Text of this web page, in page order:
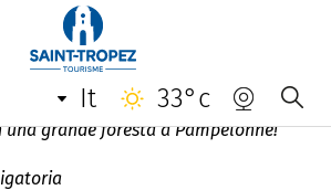
it 33°c
della foresta laser
i tuoi amici, la tua famiglia al Laser
grande foresta a Pampelonne!